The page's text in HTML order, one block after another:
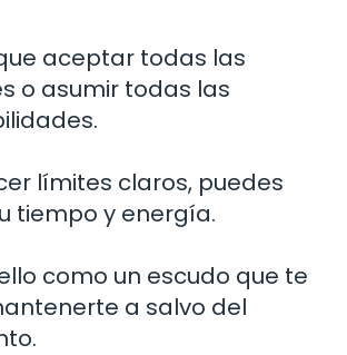
aceptar todas las
o asumir todas las
límites claros, puedes
tiempo y energía.
como un escudo que te
a salvo del